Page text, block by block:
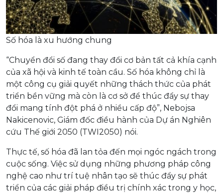
Số hóa là xu hướng chung
“Chuyển đổi số đang thay đổi cơ bản tất cả khía cạnh
của xã hội và kinh tế toàn cầu. Số hóa không chỉ là
một công cụ giải quyết những thách thức của phát
triển bền vững mà còn là cơ sở để thúc đẩy sự thay
đổi mang tính đột phá ở nhiều cấp độ”, Nebojsa
Nakicenovic, Giám đốc điều hành của Dự án Nghiên
cứu Thế giới 2050 (TWI2050) nói.
Thực tế, số hóa đã lan tỏa đến mọi ngóc ngách trong
cuộc sống. Việc sử dụng những phương pháp công
nghệ cao như trí tuệ nhân tạo sẽ thúc đẩy sự phát
triển của các giải pháp điều trị chính xác trong y học,